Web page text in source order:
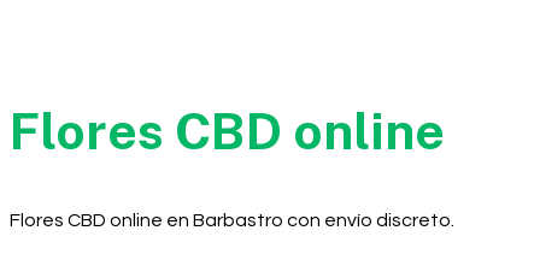
Flores CBD online
Flores CBD online en Barbastro con envío discreto.